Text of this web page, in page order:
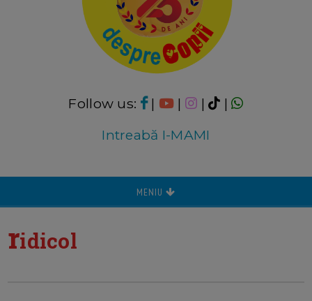
Follow us: | | |
|
Intreabă I-MAMI
MENIU
ridicol